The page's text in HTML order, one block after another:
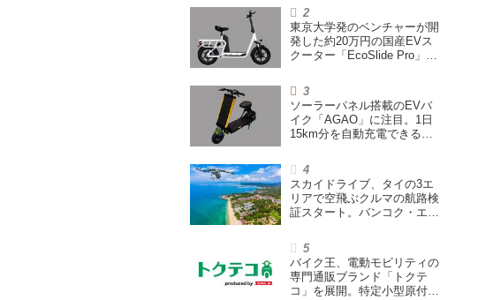
東京大学発のベンチャーが開
発した約20万円の国産EVス
クーター「EcoSlide Pro」が
ハイパワー特定小型原付
ソーラーパネル搭載のEVバ
イク「AGAO」に注目。1日
15km分を自動充電できる
スカイドライブ、タイの3エ
リアで空飛ぶクルマの航路検
証スタート。バンコク・エア
指す
バイク王、電動モビリティの
専門通販ブランド「トクテ
コ」を展開。特定小型原付や